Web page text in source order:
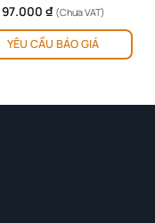
97.000 ₫ (Chưa VAT)
YÊU CẦU BÁO GIÁ